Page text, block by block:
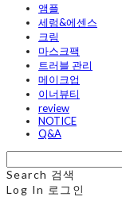
앰플
세럼&에센스
크림
마스크팩
트러블 관리
메이크업
이너뷰티
review
NOTICE
Q&A
Search 검색
Log In 로그인